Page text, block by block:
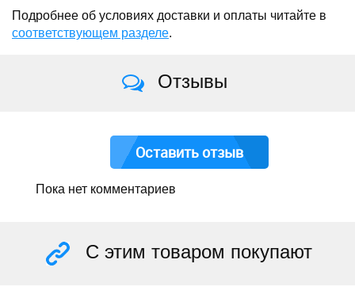
Подробнее об условиях доставки и оплаты читайте в
соответствующем разделе.
Отзывы
Оставить отзыв
Пока нет комментариев
С этим товаром покупают